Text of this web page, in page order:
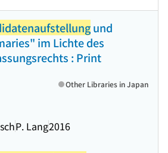
und
im Lichte des
: Print
P. Lang2016
Other Libraries in Japan